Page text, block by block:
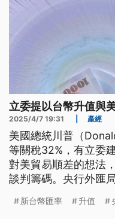
立委提以台幣升值與
2025/4/7 19:31 產經
美國總統川普（
等關稅32%，有立委
對美貿易順差的想法
談判籌碼。央行外匯
濟基本面升值，央行
新台幣匯率 升值